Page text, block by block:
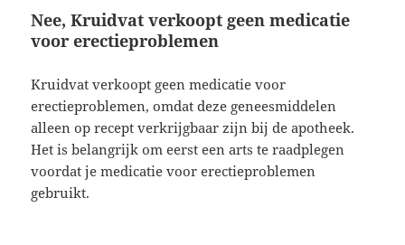
Nee, Kruidvat verkoopt geen medicatie
voor erectieproblemen
Kruidvat verkoopt geen medicatie voor
erectieproblemen, omdat deze geneesmiddelen
alleen op recept verkrijgbaar zijn bij de apotheek.
Het is belangrijk om eerst een arts te raadplegen
voordat je medicatie voor erectieproblemen
gebruikt.